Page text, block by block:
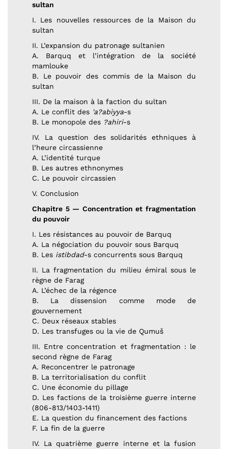
sultan
I. Les nouvelles ressources de la Maison du
sultan
II. L’expansion du patronage sultanien
A. Barquq et l’intégration de la société
mamlouke
B. Le pouvoir des commis de la Maison du
sultan
III. De la maison à la faction du sultan
A. Le conflit des 'a?abiyya-s
B. Le monopole des ?ahiri-s
IV. La question des solidarités ethniques à
l’heure circassienne
A. L’identité turque
B. Les autres ethnonymes
C. Le pouvoir circassien
V. Conclusion
Chapitre 5 — Concentration et fragmentation
du pouvoir
I. Les résistances au pouvoir de Barquq
A. La négociation du pouvoir sous Barquq
B. Les istibdad-s concurrents sous Barquq
II. La fragmentation du milieu émiral sous le
règne de Farag
A. L’échec de la régence
B. La dissension comme mode de
gouvernement
C. Deux réseaux stables
D. Les transfuges ou la vie de Qumuš
III. Entre concentration et fragmentation : le
second règne de Farag
A. Reconcentrer le patronage
B. La territorialisation du conflit
C. Une économie du pillage
D. Les factions de la troisième guerre interne
(806-813/1403-1411)
E. La question du financement des factions
F. La fin de la guerre
IV. La quatrième guerre interne et la fusion